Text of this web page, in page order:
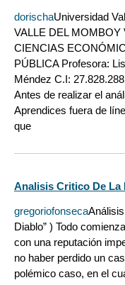
dorischaUniversidad
VALLE DEL MOMBOY
CIENCIAS
PÚBLICA Profesora:
Méndez C.I:
Antes de realizar el
Aprendices fuera de
que
Analisis Critico De La
gregoriofonseca
Diablo” ) Todo
con una reputación
no haber perdido un
polémico caso, en el